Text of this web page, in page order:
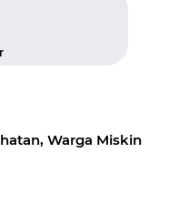
Warga Miskin